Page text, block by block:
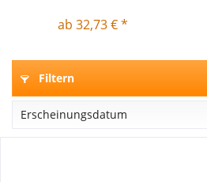
ab 32,73 € *
Filtern